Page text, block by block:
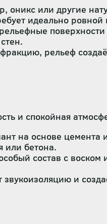
оникс или другие
идеально
рельеф
и спокойная
на основе цемента
или бетона.
состав с воском
и